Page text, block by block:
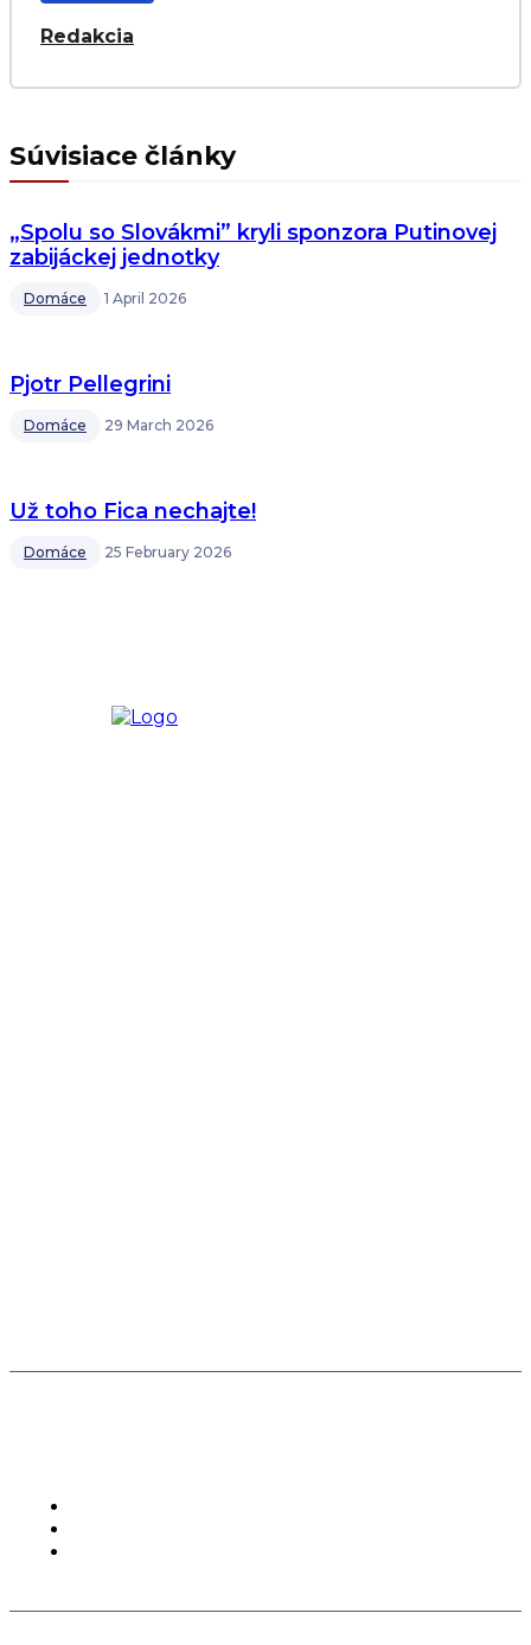
Redakcia
Súvisiace články
„Spolu so Slovákmi” kryli sponzora Putinovej
zabijáckej jednotky
Domáce 1 April 2026
Pjotr Pellegrini
Domáce 29 March 2026
Už toho Fica nechajte!
Domáce 25 February 2026